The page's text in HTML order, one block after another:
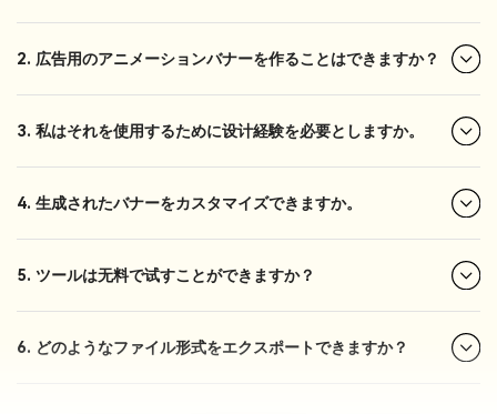
2. 広告用のアニメーションバナーを作ることはできますか？
3. 私はそれを使用するために设计経験を必要としますか。
4. 生成されたバナーをカスタマイズできますか。
5. ツールは无料で试すことができますか？
6. どのようなファイル形式をエクスポートできますか？